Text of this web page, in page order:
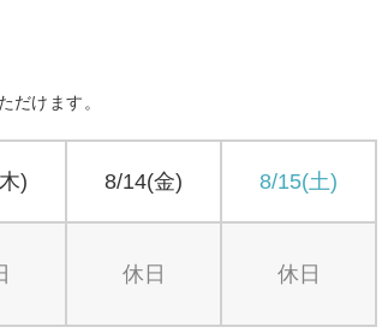
だけます。
) 8/14(金)
休日
8/15(土)
休日